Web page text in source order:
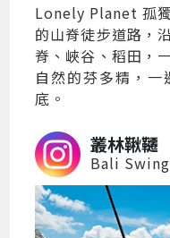
Lonely Planet 孤
的山脊徒步道路，
脊、峽谷、稻田，
自然的芬多精，
底。
叢林鞦韆
Bali Swing